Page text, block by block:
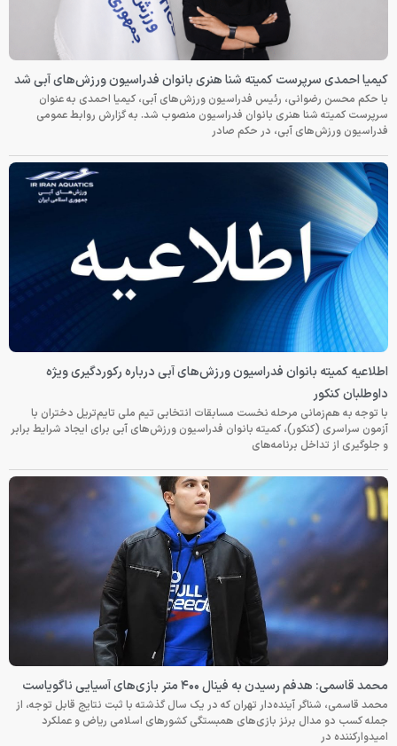
کیمیا احمدی سرپرست کمیته شنا هنری بانوان فدراسیون ورزش‌های آبی شد
با حکم محسن رضوانی، رئیس فدراسیون ورزش‌های آبی، کیمیا احمدی به عنوان
سرپرست کمیته شنا هنری بانوان فدراسیون منصوب شد. به گزارش روابط عمومی
فدراسیون ورزش‌های آبی، در حکم صادر
اطلاعیه کمیته بانوان فدراسیون ورزش‌های آبی درباره رکوردگیری ویژه
داوطلبان کنکور
با توجه به هم‌زمانی مرحله نخست مسابقات انتخابی تیم ملی تایم‌تریل دختران با
آزمون سراسری (کنکور)، کمیته بانوان فدراسیون ورزش‌های آبی برای ایجاد شرایط برابر
و جلوگیری از تداخل برنامه‌های
محمد قاسمی: هدفم رسیدن به فینال ۴۰۰ متر بازی‌های آسیایی ناگویاست
محمد قاسمی، شناگر آینده‌دار تهران که در یک سال گذشته با ثبت نتایج قابل توجه، از
جمله کسب دو مدال برنز بازی‌های همبستگی کشورهای اسلامی ریاض و عملکرد
امیدوارکننده در